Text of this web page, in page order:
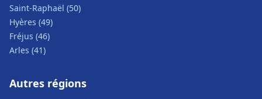
Saint-Raphaël (50)
Hyères (49)
Fréjus (46)
Arles (41)
Autres régions